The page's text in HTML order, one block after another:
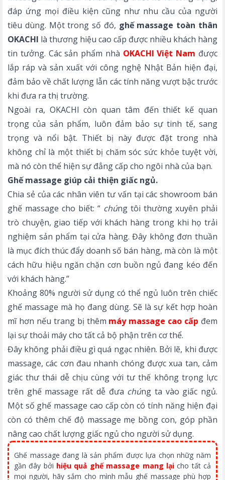
đáp ứng mọi điều kiện cũng như nhu cầu của người
tiêu dùng. Một trong số đó, ghế massage toàn thân
OKACHI là thương hiệu cao cấp được nhiều khách hàng
tin tưởng. Các sản phẩm nhà OKACHI Việt Nam được
lắp ráp và sản xuất với công nghệ Nhật Bản hiện đại,
đảm bảo về chất lượng lẫn các tính năng vượt bậc trước
khi đưa ra thị trường.
Ngoài ra, OKACHI còn quan tâm đến thiết kế quan
trọng của sản phẩm, luôn đảm bảo sự tinh tế, sang
trọng và nổi bật. Thiết bị này được đặt trong nhà
không chỉ là một thiết bị chăm sóc sức khỏe tuyệt vời,
mà nó còn thể hiện sự đẳng cấp cho ngôi nhà của bạn.
Ghế massage giúp cải thiện giấc ngủ.
Chia sẻ của các nhân viên tư vấn tại các showroom bán
ghế massage cho biết: “ chúng tôi thường xuyên phải
trò chuyện, giao tiếp với khách hàng trong khi họ trải
nghiệm sản phẩm tại cửa hàng. Đây không đơn thuần
là mục đích thúc đẩy doanh số bán hàng, mà còn là một
cách hữu hiệu ngăn chặn cơn buồn ngủ đang kéo đến
với khách hàng.”
Khoảng 80% người sử dụng có thể ngủ luôn trên chiếc
ghế massage mà họ đang dùng. Sẽ là sự kết hợp hoàn
mĩ hơn nếu trang bị thêm máy massage cao cấp đem
lại sự thoải máy cho tất cả bộ phận trên cơ thể.
Đây không phải điều gì quá ngạc nhiên. Bởi lẽ, khi được
massage, các cơn đau nhanh chóng được xua tan, cảm
giác thư thái dễ chịu cùng vớitư thế không trọng lực
trên ghế massage rất dễ đưa chúng ta vào giấc ngủ.
Một số ghế massage cao cấp còn có tính năng hiện đại
còn có thêm chế độ massage mẹ bồng con, góp phần
nâng cao chất lượng giấc ngủ cho người sử dụng.
Ghế massage đang là sản phẩm được lựa chọn nhữg năm
gần đây bởi hiệu quả ghế massage mang lạicho tất cả
mọi người, hãy sắm cho mình mẫu ghế massage phù hợp